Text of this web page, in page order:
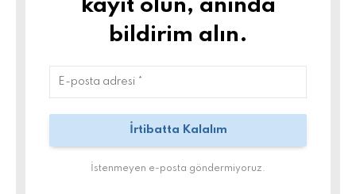
kayıt olun, anında
bildirim alın.
İstenmeyen e-posta göndermiyoruz.